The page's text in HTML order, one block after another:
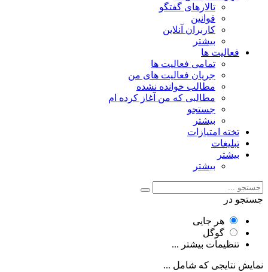
تالارهای گفتگو
قوانین
کاربران آنلاین
بیشتر
فعالیت ها
تمامی فعالیت ها
جریان فعالیت های من
مطالب خوانده نشده
مطالبی که من آغاز کرده ام
جستجو
بیشتر
تخته امتیازات
تبلیغات
بیشتر
بیشتر
جستجو در
هر جایی
گوگل
تنظیمات بیشتر ...
نمایش نتایجی که شامل ...